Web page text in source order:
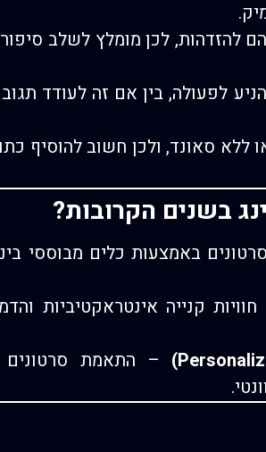
להזדהות, לכן מומלץ לשלב
לפעולה, בין אם זה לעודד
ללא סאונד, ולכן חשוב להוסיף
בשנים הקרובות?
באמצעות כלים מבוססי
חוויות קנייה אינטראקטיביות
– התאמת סרטונים